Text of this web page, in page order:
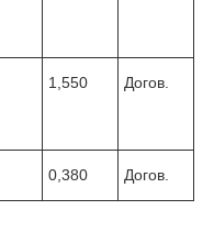
1,550 Догов.
0,380 Догов.